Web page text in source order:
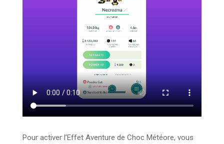
Pour activer l’Effet Aventure de Choc Météore, vous